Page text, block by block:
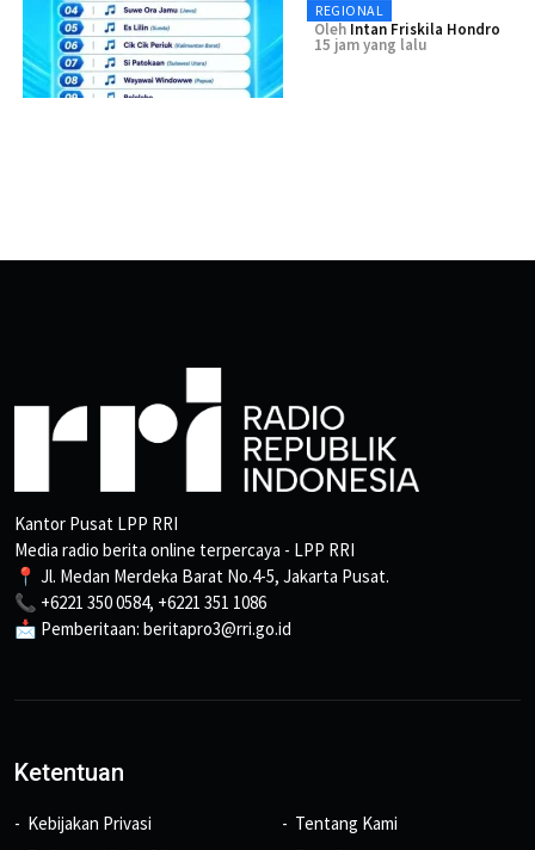
REGIONAL
Oleh Intan Friskila Hondro
15 jam yang lalu
Kantor Pusat LPP RRI
Media radio berita online terpercaya - LPP RRI
📍 Jl. Medan Merdeka Barat No.4-5, Jakarta Pusat.
📞 +6221 350 0584, +6221 351 1086
📩 Pemberitaan: beritapro3@rri.go.id
Ketentuan
Kebijakan Privasi
Tentang Kami